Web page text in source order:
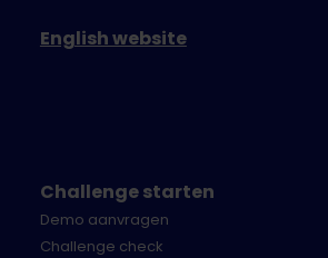
English website
Challenge starten
Demo aanvragen
Challenge check